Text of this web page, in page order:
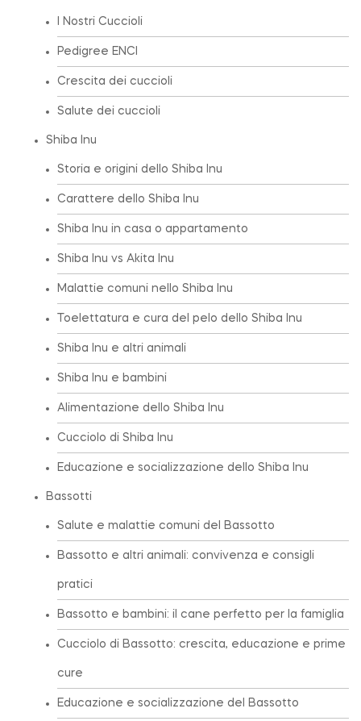
I Nostri Cuccioli
Pedigree ENCI
Crescita dei cuccioli
Salute dei cuccioli
Shiba Inu
Storia e origini dello Shiba Inu
Carattere dello Shiba Inu
Shiba Inu in casa o appartamento
Shiba Inu vs Akita Inu
Malattie comuni nello Shiba Inu
Toelettatura e cura del pelo dello Shiba Inu
Shiba Inu e altri animali
Shiba Inu e bambini
Alimentazione dello Shiba Inu
Cucciolo di Shiba Inu
Educazione e socializzazione dello Shiba Inu
Bassotti
Salute e malattie comuni del Bassotto
Bassotto e altri animali: convivenza e consigli
pratici
Bassotto e bambini: il cane perfetto per la famiglia
Cucciolo di Bassotto: crescita, educazione e prime
cure
Educazione e socializzazione del Bassotto